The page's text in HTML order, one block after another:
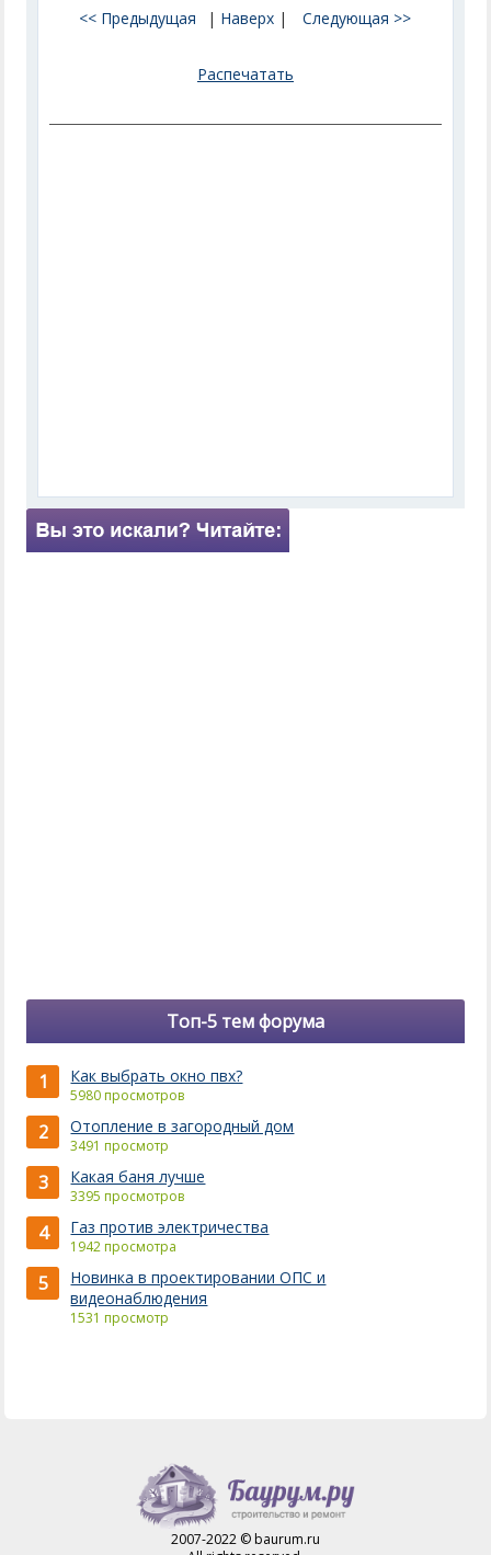
<< Предыдущая | Наверх | Следующая >>
Распечатать
Топ-5 тем форума
1 Как выбрать окно пвх?
5980 просмотров
2 Отопление в загородный дом
3491 просмотр
3 Какая баня лучше
3395 просмотров
4 Газ против электричества
1942 просмотра
5
Новинка в проектировании ОПС и
видеонаблюдения
1531 просмотр
2007-2022 © baurum.ru